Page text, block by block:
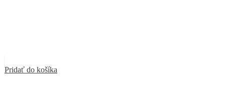
Pridať do košíka